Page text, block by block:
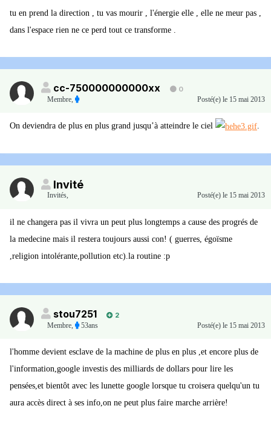
tu en prend la direction , tu vas mourir , l'énergie elle , elle ne meur pas ,
dans l'espace rien ne ce perd tout ce transforme .
cc-750000000000xx
0
Membre, Posté(e) le 15 mai 2013
On deviendra de plus en plus grand jusqu’à atteindre le ciel .
Invité
Invités, Posté(e) le 15 mai 2013
il ne changera pas il vivra un peut plus longtemps a cause des progrés de
la medecine mais il restera toujours aussi con! ( guerres, égoïsme
,religion intolérante,pollution etc).la routine :p
stou7251
2
Membre, 53ans Posté(e) le 15 mai 2013
l'homme devient esclave de la machine de plus en plus ,et encore plus de
l'information,google investis des milliards de dollars pour lire les
pensées,et bientôt avec les lunette google lorsque tu croisera quelqu'un tu
aura accès direct à ses info,on ne peut plus faire marche arrière!